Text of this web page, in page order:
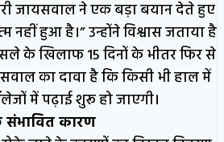
जायसवाल ने एक बड़ा बयान देते हुए
हुआ है।” उन्होंने विश्वास जताया है
के खिलाफ 15 दिनों के भीतर फिर से
का दावा है कि किसी भी हाल में
में पढ़ाई शुरू हो जाएगी।
कारण